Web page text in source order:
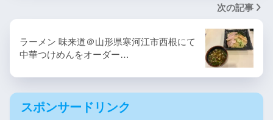
次の記事
ラーメン 味来道＠山形県寒河江市西根にて
中華つけめんをオーダー…
スポンサードリンク